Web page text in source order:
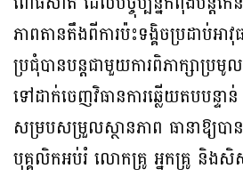
ភាពតានតឹងពីការប៉ះទង្គិចប្រដាប់អា
ប្រជុំបានបន្តជាមួយការពិភាក្សាប្
ទៅដាក់ចេញវិធានការឆ្លើយតបបន្ទ
សម្របសម្រួលស្ថានភាព ធានាឱ្យប
បុគ្គលិកអប់រំ លោកគ្រូ អ្នកគ្រូ និង